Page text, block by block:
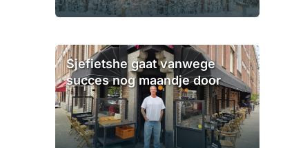
Sjefietshe gaat vanwege
succes nog maandje door